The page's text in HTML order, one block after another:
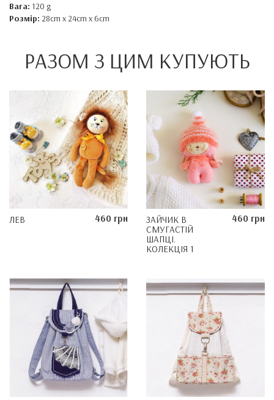
Вага: 120 g
Розмір: 28cm x 24cm x 6cm
РАЗОМ З ЦИМ КУПУЮТЬ
ЛЕВ 460 грн
ЗАЙЧИК В
СМУГАСТІЙ
ШАПЦІ.
КОЛЕКЦІЯ 1
460 грн